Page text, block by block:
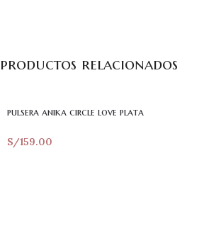
productos relacionados
pulsera anika circle love plata
S/159.00